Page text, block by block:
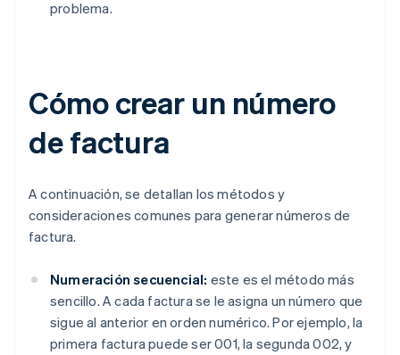
problema.
Cómo crear un número
de factura
A continuación, se detallan los métodos y
consideraciones comunes para generar números de
factura.
Numeración secuencial: este es el método más
sencillo. A cada factura se le asigna un número que
sigue al anterior en orden numérico. Por ejemplo, la
primera factura puede ser 001, la segunda 002, y